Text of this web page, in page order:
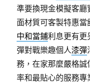
準要換現金模擬客廳
面材質可客製特惠
中和當鋪利息更有更
彈對戰樂趣個人漆彈
務，在家那麼嚴格誠
率和最貼心的服務